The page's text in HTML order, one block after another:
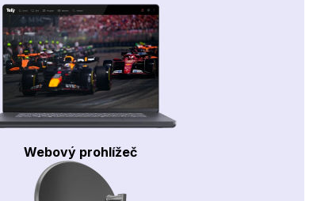
Webový prohlížeč